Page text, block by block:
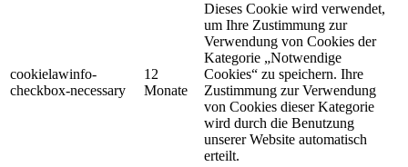
cookielawinfo-
checkbox-necessary
12
Monate
Dieses Cookie wird verwendet,
um Ihre Zustimmung zur
Verwendung von Cookies der
Kategorie „Notwendige
Cookies“ zu speichern. Ihre
Zustimmung zur Verwendung
von Cookies dieser Kategorie
wird durch die Benutzung
unserer Website automatisch
erteilt.